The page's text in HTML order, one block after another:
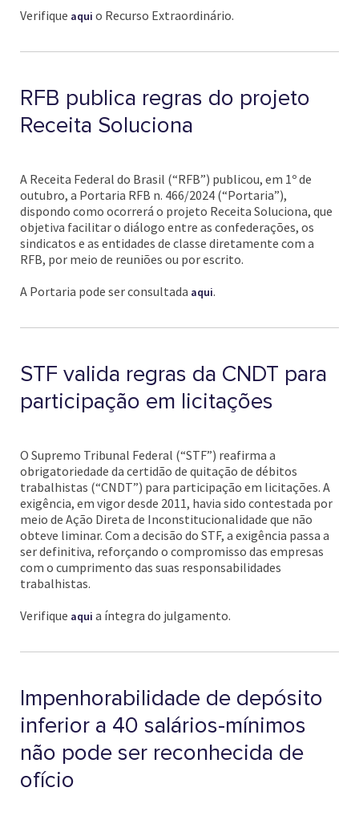
Verifique aqui o Recurso Extraordinário.
RFB publica regras do projeto
Receita Soluciona
A Receita Federal do Brasil (“RFB”) publicou, em 1º de
outubro, a Portaria RFB n. 466/2024 (“Portaria”),
dispondo como ocorrerá o projeto Receita Soluciona, que
objetiva facilitar o diálogo entre as confederações, os
sindicatos e as entidades de classe diretamente com a
RFB, por meio de reuniões ou por escrito.
A Portaria pode ser consultada aqui.
STF valida regras da CNDT para
participação em licitações
O Supremo Tribunal Federal (“STF”) reafirma a
obrigatoriedade da certidão de quitação de débitos
trabalhistas (“CNDT”) para participação em licitações. A
exigência, em vigor desde 2011, havia sido contestada por
meio de Ação Direta de Inconstitucionalidade que não
obteve liminar. Com a decisão do STF, a exigência passa a
ser definitiva, reforçando o compromisso das empresas
com o cumprimento das suas responsabilidades
trabalhistas.
Verifique aqui a íntegra do julgamento.
Impenhorabilidade de depósito
inferior a 40 salários-mínimos
não pode ser reconhecida de
ofício